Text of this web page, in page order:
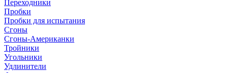
Переходники
Пробки
Пробки для испытания
Сгоны
Сгоны-Американки
Тройники
Угольники
Удлинители